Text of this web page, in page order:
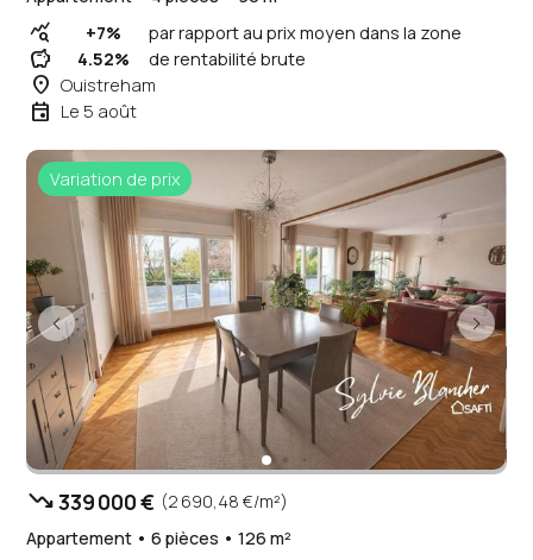
query_stats +7% par rapport au prix moyen dans la zone
savings 4.52% de rentabilité brute
place Ouistreham
event Le 5 août
Variation de prix
trending_down339 000 € (2 690,48 €/m²)
Appartement • 6 pièces • 126 m²